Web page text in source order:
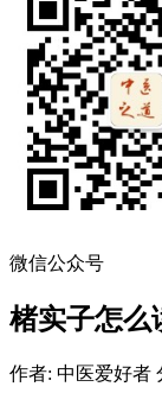
微信公众号
楮实子怎么
作者: 中医爱好者